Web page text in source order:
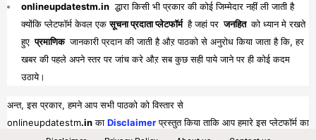
onlineupdatestm.in द्धारा किसी भी प्रकार की कोई जिम्मेदार नहीं ली जाती है
क्योंकि प्लेटफॉर्म केवल एकसूचना प्रदाता प्लेटफॉर्म है जहां पर जनहित को ध्यान मे रखते
हुए प्रमाणिक जानकारी प्रदान की जाती है औऱ पाठको से अनुरोध किया जाता है कि, हर
खबर की पहले अपने स्तर पर जांच करे औऱ सब कुछ सही पाये जाने पर ही कोई कदम
उठाये।
अन्त, इस प्रकार, हमने आप सभी पाठको को विस्तार से
onlineupdatestm.inका Disclaimerप्रस्तुत किया ताकि आप हमारे इस प्लेटफॉर्म का